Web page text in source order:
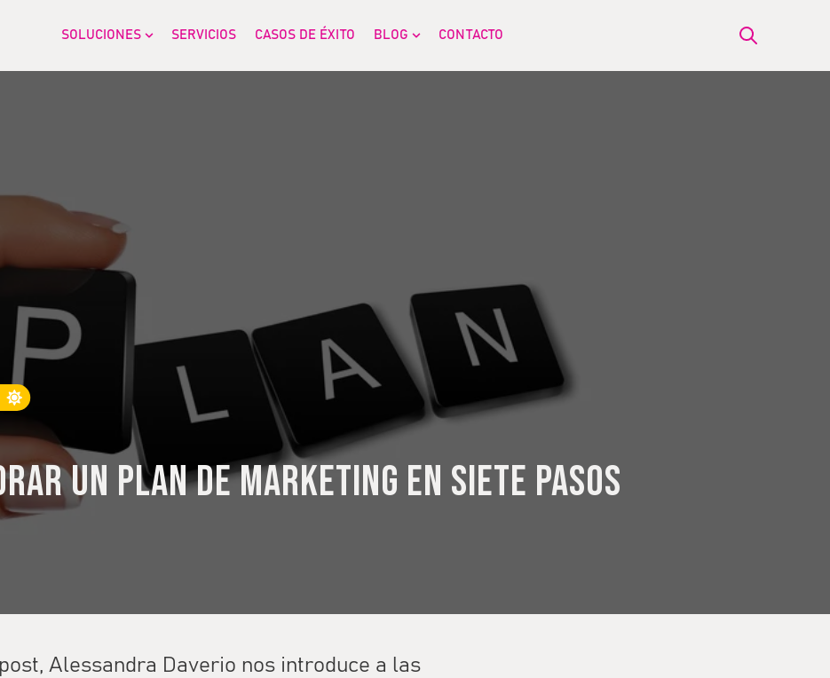
SOLUCIONES SERVICIOS CASOS DE ÉXITO BLOG CONTACTO Open search
un plan de marketing en siete pasos
Alessandra Daverio nos introduce a las